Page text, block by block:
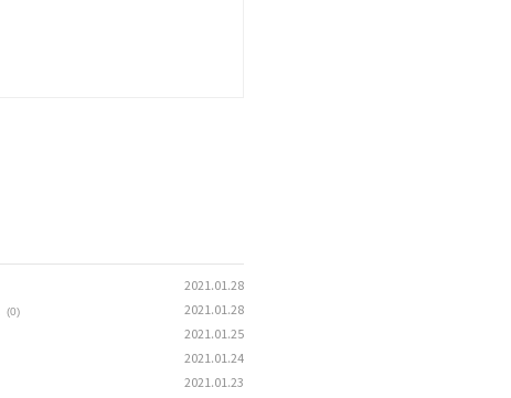
2021.01.28
(0) 2021.01.28
2021.01.25
2021.01.24
2021.01.23